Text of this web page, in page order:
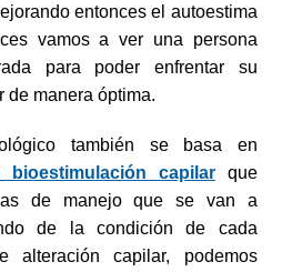
entonces el autoestima
vamos a ver una persona
para poder enfrentar su
de manera óptima.
también se basa en
bioestimulación capilarque
de manejo que se van a
de la condición de cada
capilar, podemos